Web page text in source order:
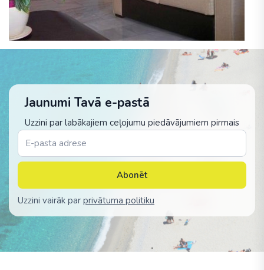
Jaunumi Tavā e-pastā
Uzzini par labākajiem ceļojumu piedāvājumiem pirmais
Abonēt
Uzzini vairāk par privātuma politiku